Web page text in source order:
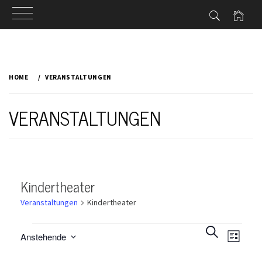
HOME VERANSTALTUNGEN
VERANSTALTUNGEN
Kindertheater
Veranstaltungen Kindertheater
Veranstaltungen
Such-
SUCHE
LISTE
Anstehende